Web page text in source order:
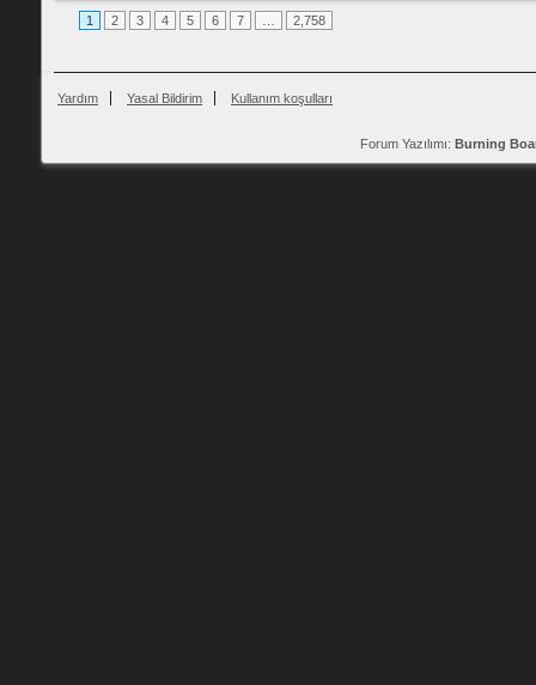
1 2 3 4 5 6 7 … 2,758
Yardım Yasal Bildirim Kullanım koşulları
Forum Yazılımı: Burning